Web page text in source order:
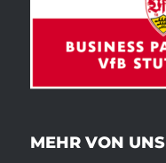
MEHR VON UNS